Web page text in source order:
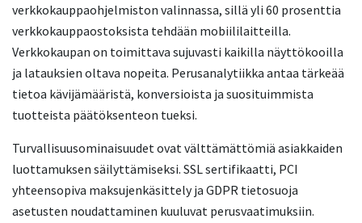
verkkokauppaohjelmiston valinnassa, sillä yli 60 prosenttia
verkkokauppaostoksista tehdään mobiililaitteilla.
Verkkokaupan on toimittava sujuvasti kaikilla näyttökooilla
ja latauksien oltava nopeita. Perusanalytiikka antaa tärkeää
tietoa kävijämääristä, konversioista ja suosituimmista
tuotteista päätöksenteon tueksi.
Turvallisuusominaisuudet ovat välttämättömiä asiakkaiden
luottamuksen säilyttämiseksi. SSL sertifikaatti, PCI
yhteensopiva maksujenkäsittely ja GDPR tietosuoja
asetusten noudattaminen kuuluvat perusvaatimuksiin.